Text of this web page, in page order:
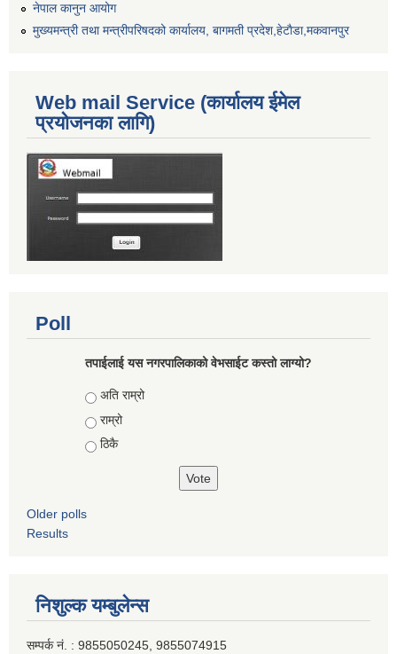
नेपाल कानुन आयोग
मुख्यमन्त्री तथा मन्त्रीपरिषदको कार्यालय, बागमती प्रदेश,हेटाैडा,मकवानपुर
Web mail Service (कार्यालय ईमेल
प्रयोजनका लागि)
Poll
तपाईलाई यस नगरपालिकाको वेभसाईट कस्तो लाग्यो?
Choices
अति राम्रो
राम्रो
ठिकै
Older polls
Results
निशुल्क यम्बुलेन्स
सम्पर्क नं. : 9855050245, 9855074915